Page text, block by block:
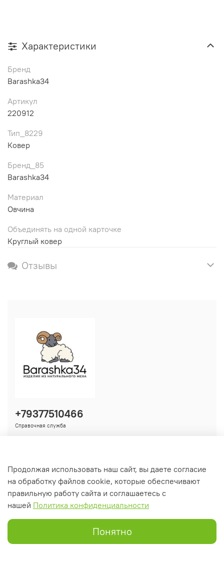
Характеристики
Бренд
Barashka34
Артикул
220912
Тип_8229
Ковер
Бренд_85
Barashka34
Материал
Овчина
Объединять на одной карточке
Круглый ковер
Отзывы
Информация
+79377510466
Справочная служба
Продолжая использовать наш сайт, вы даете согласие
на обработку файлов cookie, которые обеспечивают
правильную работу сайта и соглашаетесь с
нашей Политика конфиденциальности
Понятно